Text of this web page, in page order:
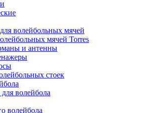
волейбольных мячей
мячей Torres
и антенны
стоек
волейбола
волейбола